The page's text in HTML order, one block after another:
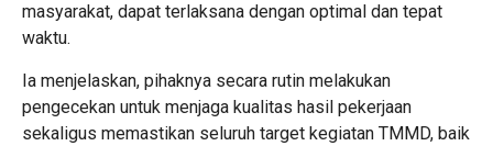
masyarakat, dapat terlaksana dengan optimal dan tepat
waktu.
Ia menjelaskan, pihaknya secara rutin melakukan
pengecekan untuk menjaga kualitas hasil pekerjaan
sekaligus memastikan seluruh target kegiatan TMMD, baik